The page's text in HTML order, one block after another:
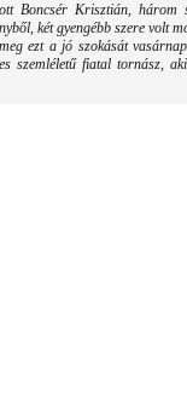
Boncsér Krisztián,
két gyengébb szere volt
ezt a jó szokását
szemléletű fiatal tornász,